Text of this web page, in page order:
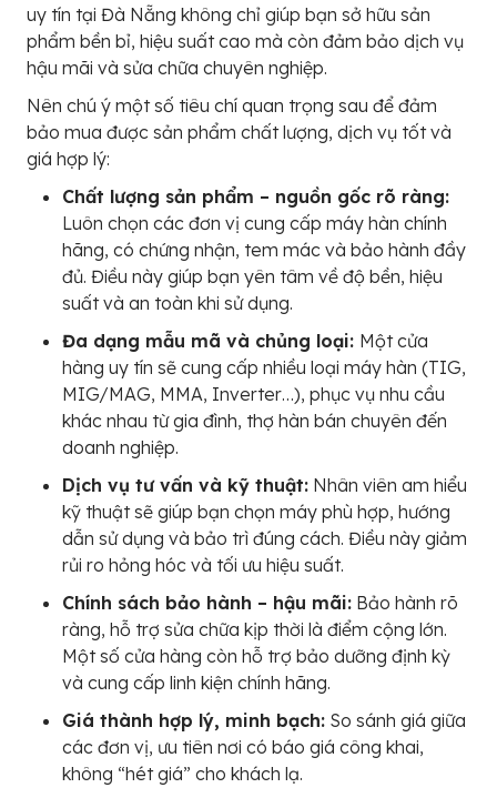
uy tín tại Đà Nẵng không chỉ giúp bạn sở hữu sản
phẩm bền bỉ, hiệu suất cao mà còn đảm bảo dịch vụ
hậu mãi và sửa chữa chuyên nghiệp.
Nên chú ý một số tiêu chí quan trọng sau để đảm
bảo mua được sản phẩm chất lượng, dịch vụ tốt và
giá hợp lý:
Chất lượng sản phẩm – nguồn gốc rõ ràng:
Luôn chọn các đơn vị cung cấp máy hàn chính
hãng, có chứng nhận, tem mác và bảo hành đầy
đủ. Điều này giúp bạn yên tâm về độ bền, hiệu
suất và an toàn khi sử dụng.
Đa dạng mẫu mã và chủng loại: Một cửa
hàng uy tín sẽ cung cấp nhiều loại máy hàn (TIG,
MIG/MAG, MMA, Inverter…), phục vụ nhu cầu
khác nhau từ gia đình, thợ hàn bán chuyên đến
doanh nghiệp.
Dịch vụ tư vấn và kỹ thuật: Nhân viên am hiểu
kỹ thuật sẽ giúp bạn chọn máy phù hợp, hướng
dẫn sử dụng và bảo trì đúng cách. Điều này giảm
rủi ro hỏng hóc và tối ưu hiệu suất.
Chính sách bảo hành – hậu mãi: Bảo hành rõ
ràng, hỗ trợ sửa chữa kịp thời là điểm cộng lớn.
Một số cửa hàng còn hỗ trợ bảo dưỡng định kỳ
và cung cấp linh kiện chính hãng.
Giá thành hợp lý, minh bạch: So sánh giá giữa
các đơn vị, ưu tiên nơi có báo giá công khai,
không “hét giá” cho khách lạ.